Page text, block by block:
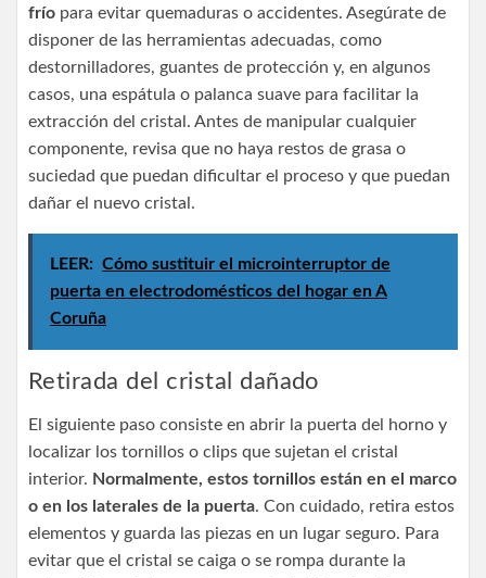
frío para evitar quemaduras o accidentes. Asegúrate de
disponer de las herramientas adecuadas, como
destornilladores, guantes de protección y, en algunos
casos, una espátula o palanca suave para facilitar la
extracción del cristal. Antes de manipular cualquier
componente, revisa que no haya restos de grasa o
suciedad que puedan dificultar el proceso y que puedan
dañar el nuevo cristal.
LEER: Cómo sustituir el microinterruptor de
puerta en electrodomésticos del hogar en A
Coruña
Retirada del cristal dañado
El siguiente paso consiste en abrir la puerta del horno y
localizar los tornillos o clips que sujetan el cristal
interior. Normalmente, estos tornillos están en el marco
o en los laterales de la puerta. Con cuidado, retira estos
elementos y guarda las piezas en un lugar seguro. Para
evitar que el cristal se caiga o se rompa durante la